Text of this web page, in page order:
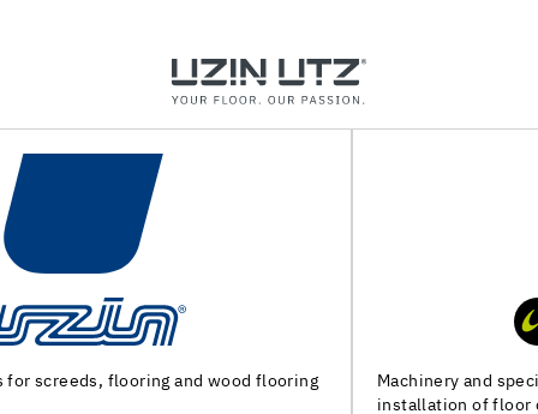
Machinery and special tools for subfloor preparation and